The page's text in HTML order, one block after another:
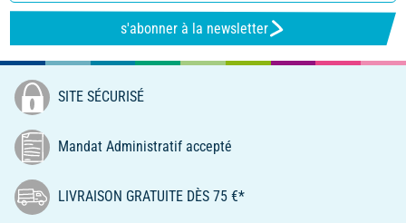
s'abonner à la newsletter
SITE SÉCURISÉ
Mandat Administratif accepté
LIVRAISON GRATUITE DÈS 75 €*